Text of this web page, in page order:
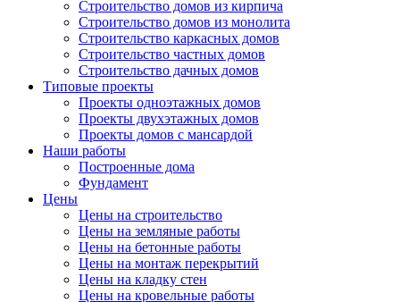
Строительство домов из кирпича
Строительство домов из монолита
Строительство каркасных домов
Строительство частных домов
Строительство дачных домов
Типовые проекты
Проекты одноэтажных домов
Проекты двухэтажных домов
Проекты домов с мансардой
Наши работы
Построенные дома
Фундамент
Цены
Цены на строительство
Цены на земляные работы
Цены на бетонные работы
Цены на монтаж перекрытий
Цены на кладку стен
Цены на кровельные работы